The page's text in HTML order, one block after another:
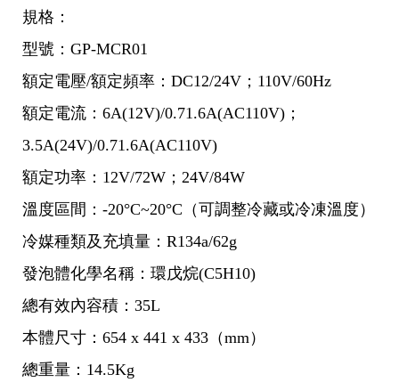
規格：
型號：GP-MCR01
額定電壓/額定頻率：DC12/24V；110V/60Hz
額定電流：6A(12V)/0.71.6A(AC110V)；
3.5A(24V)/0.71.6A(AC110V)
額定功率：12V/72W；24V/84W
溫度區間：-20°C~20°C（可調整冷藏或冷凍溫度）
冷媒種類及充填量：R134a/62g
發泡體化學名稱：環戊烷(C5H10)
總有效內容積：35L
本體尺寸：654 x 441 x 433（mm）
總重量：14.5Kg